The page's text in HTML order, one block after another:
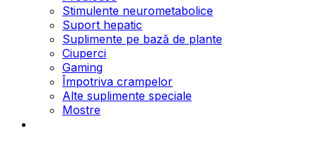
Stimulente neurometabolice
Suport hepatic
Suplimente pe bază de plante
Ciuperci
Gaming
Împotriva crampelor
Alte suplimente speciale
Mostre